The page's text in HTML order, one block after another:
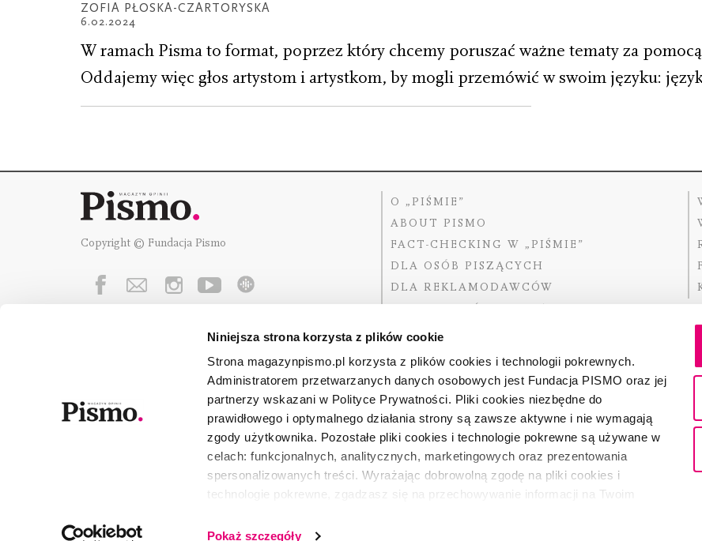
Niniejsza strona korzysta z plików cookie
Strona magazynpismo.pl korzysta z plików cookies i technologii pokrewnych.
Administratorem przetwarzanych danych osobowych jest Fundacja PISMO oraz jej
partnerzy wskazani w Polityce Prywatności. Pliki cookies niezbędne do
prawidłowego i optymalnego działania strony są zawsze aktywne i nie wymagają
zgody użytkownika. Pozostałe pliki cookies i technologie pokrewne są używane w
celach: funkcjonalnych, analitycznych, marketingowych oraz prezentowania
spersonalizowanych treści. Wyrażając dobrowolną zgodę na pliki cookies i
technologie pokrewne, zgadzasz się na przechowywanie informacji na Twoim
wszystkie lub niektóre pliki cookies i technologie pokrewne możesz w każdej chwili
Pokaż szczegóły
ZOFIA PŁOSKA-CZARTORYSKA
6.02.2024
W ramach Pisma to format, poprzez który chcemy poruszać ważne tematy za
Oddajemy więc głos artystom i artystkom, by mogli przemówić w swoim języku:
Copyright © Fundacja Pismo
O „PIŚMIE”
ABOUT PISMO
FACT-CHECKING W „PIŚMIE”
DLA OSÓB PISZĄCYCH
DLA REKLAMODAWCÓW
Fundację Pismowspierają: